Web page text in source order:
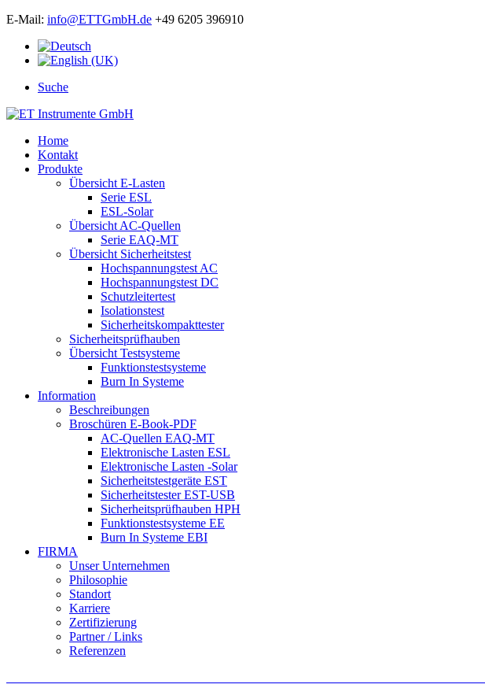
E-Mail: info@ETTGmbH.de +49 6205 396910
Suche
Home
Kontakt
Produkte
Übersicht E-Lasten
Serie ESL
ESL-Solar
Übersicht AC-Quellen
Serie EAQ-MT
Übersicht Sicherheitstest
Hochspannungstest AC
Hochspannungstest DC
Schutzleitertest
Isolationstest
Sicherheitskompakttester
Sicherheitsprüfhauben
Übersicht Testsysteme
Funktionstestsysteme
Burn In Systeme
Information
Beschreibungen
Broschüren E-Book-PDF
AC-Quellen EAQ-MT
Elektronische Lasten ESL
Elektronische Lasten -Solar
Sicherheitstestgeräte EST
Sicherheitstester EST-USB
Sicherheitsprüfhauben HPH
Funktionstestsysteme EE
Burn In Systeme EBI
FIRMA
Unser Unternehmen
Philosophie
Standort
Karriere
Zertifizierung
Partner / Links
Referenzen